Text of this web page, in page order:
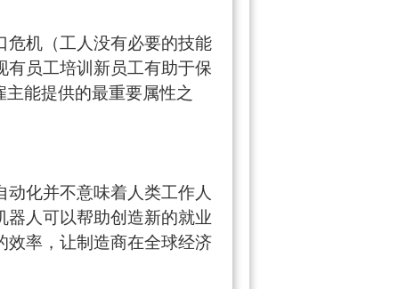
危机（工人没有必要的技能
有员工培训新员工有助于保
能提供的最重要属性之
动化并不意味着人类工作人
器人可以帮助创造新的就业
效率，让制造商在全球经济